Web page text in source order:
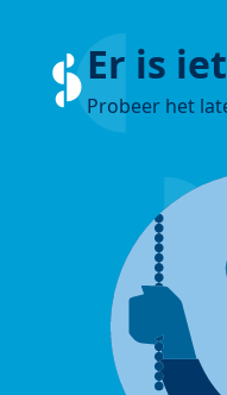
Er is
Probeer het